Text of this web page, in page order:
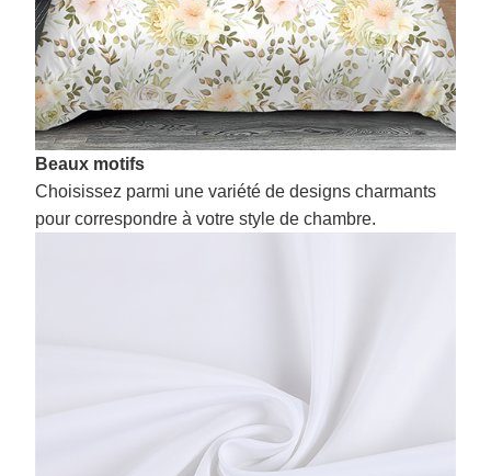
Beaux motifs
Choisissez parmi une variété de designs charmants
pour correspondre à votre style de chambre.